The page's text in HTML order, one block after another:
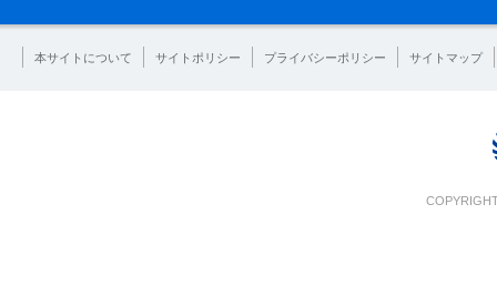
本サイトについて サイトポリシー プライバシーポリシー サイトマップ